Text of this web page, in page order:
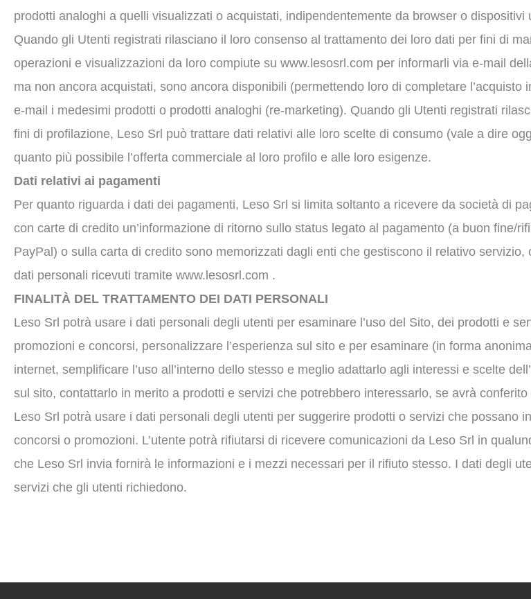
prodotti analoghi a quelli visualizzati o acquistati, indipendentemente da browser o dispositivi
Quando gli Utenti registrati rilasciano il loro consenso al trattamento dei loro dati per fini di
operazioni e visualizzazioni da loro compiute su www.lesosrl.com per informarli via e-mail
ma non ancora acquistati, sono ancora disponibili (permettendo loro di completare
e-mail i medesimi prodotti o prodotti analoghi (re-marketing). Quando gli Utenti registrati
fini di profilazione, Leso Srl può trattare dati relativi alle loro scelte di consumo (vale a dire
quanto più possibile l’offerta commerciale al loro profilo e alle loro esigenze.
Dati relativi ai pagamenti
Per quanto riguarda i dati dei pagamenti, Leso Srl si limita soltanto a ricevere da società di
con carte di credito un’informazione di ritorno sullo status legato al pagamento (a buon fine/
PayPal) o sulla carta di credito sono memorizzati dagli enti che gestiscono il relativo
dati personali ricevuti tramite www.lesosrl.com .
FINALITÀ DEL TRATTAMENTO DEI DATI PERSONALI
Leso Srl potrà usare i dati personali degli utenti per esaminare l’uso del Sito, dei prodotti e
promozioni e concorsi, personalizzare l’esperienza sul sito e per esaminare (in forma
internet, semplificare l’uso all’interno dello stesso e meglio adattarlo agli interessi e scelte
sul sito, contattarlo in merito a prodotti e servizi che potrebbero interessarlo, se avrà
Leso Srl potrà usare i dati personali degli utenti per suggerire prodotti o servizi che possano
concorsi o promozioni. L’utente potrà rifiutarsi di ricevere comunicazioni da Leso Srl in
che Leso Srl invia fornirà le informazioni e i mezzi necessari per il rifiuto stesso. I dati degli
servizi che gli utenti richiedono.